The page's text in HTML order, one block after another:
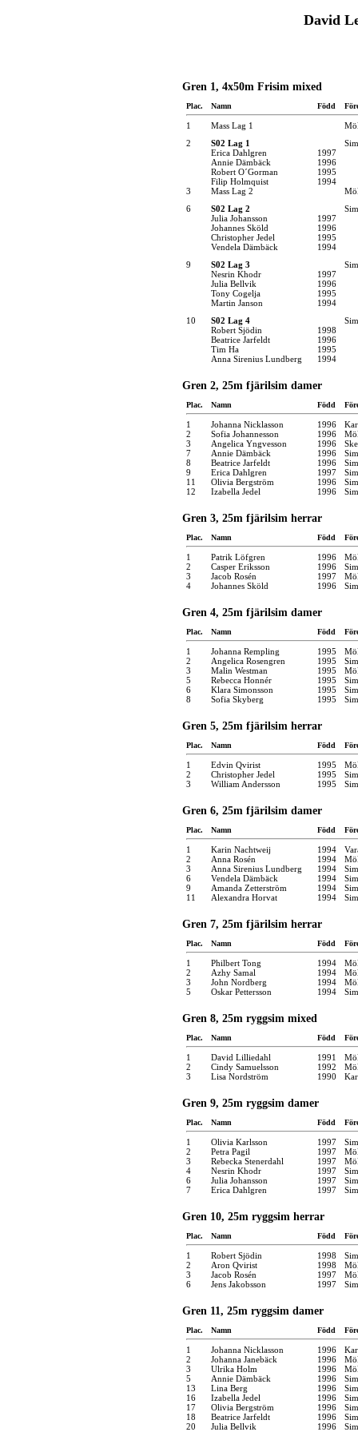
David
Gren 1, 4x50m Frisim mixed
Plac. Namn Född
1 Mass Lag 1
2
S02 Lag 1
Erica Dahlgren
1997
Annie Dämbäck
1996
Robert O´Gorman
1995
Filip Holmquist
1994
3
Mass Lag 2
6
S02 Lag 2
Julia Johansson
1997
Johannes Sköld
1996
Christopher Jedel
1995
Vendela Dämbäck
1994
9
S02 Lag 3
Nesrin Khodr
1997
Julia Bellvik
1996
Tony Cogelja
1995
Martin Janson
1994
10
S02 Lag 4
Robert Sjödin
1998
Beatrice Jarfeldt
1996
Tim Ha
1995
Anna Sirenius Lundberg
1994
Gren 2, 25m fjärilsim damer
Plac. Namn Född
1 Johanna Nicklasson 1996
2
Sofia Johannesson 1996
3
Angelica Yngvesson 1996
7
Annie Dämbäck 1996
8
Beatrice Jarfeldt 1996
9
Erica Dahlgren 1997
11
Olivia Bergström 1996
12
Izabella Jedel 1996
Gren 3, 25m fjärilsim herrar
Plac. Namn Född
1 Patrik Löfgren 1996
2
Casper Eriksson 1996
3
Jacob Rosén 1997
4
Johannes Sköld 1996
Gren 4, 25m fjärilsim damer
Plac. Namn Född
1 Johanna Rempling 1995
2
Angelica Rosengren 1995
3
Malin Westman 1995
5
Rebecca Honnér 1995
6
Klara Simonsson 1995
8
Sofia Skyberg 1995
Gren 5, 25m fjärilsim herrar
Plac. Namn Född
1 Edvin Qvirist 1995
2
Christopher Jedel 1995
3
William Andersson 1995
Gren 6, 25m fjärilsim damer
Plac. Namn Född
1 Karin Nachtweij 1994
2
Anna Rosén 1994
3
Anna Sirenius Lundberg 1994
6
Vendela Dämbäck 1994
9
Amanda Zetterström 1994
11
Alexandra Horvat 1994
Gren 7, 25m fjärilsim herrar
Plac. Namn Född
1 Philbert Tong 1994
2
Azhy Samal 1994
3
John Nordberg 1994
5
Oskar Pettersson 1994
Gren 8, 25m ryggsim mixed
Plac. Namn Född
1 David Lilliedahl 1991
2
Cindy Samuelsson 1992
3
Lisa Nordström 1990
Gren 9, 25m ryggsim damer
Plac. Namn Född
1 Olivia Karlsson 1997
2
Petra Pagil 1997
3
Rebecka Stenerdahl 1997
4
Nesrin Khodr 1997
6
Julia Johansson 1997
7
Erica Dahlgren 1997
Gren 10, 25m ryggsim herrar
Plac. Namn Född
1 Robert Sjödin 1998
2
Aron Qvirist 1998
3
Jacob Rosén 1997
6
Jens Jakobsson 1997
Gren 11, 25m ryggsim damer
Plac. Namn Född
1 Johanna Nicklasson 1996
2
Johanna Janebäck 1996
3
Ulrika Holm 1996
5
Annie Dämbäck 1996
13
Lina Berg 1996
16
Izabella Jedel 1996
17
Olivia Bergström 1996
18
Beatrice Jarfeldt 1996
20
Julia Bellvik 1996